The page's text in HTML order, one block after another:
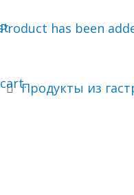
Product has been
cart.Продукты из